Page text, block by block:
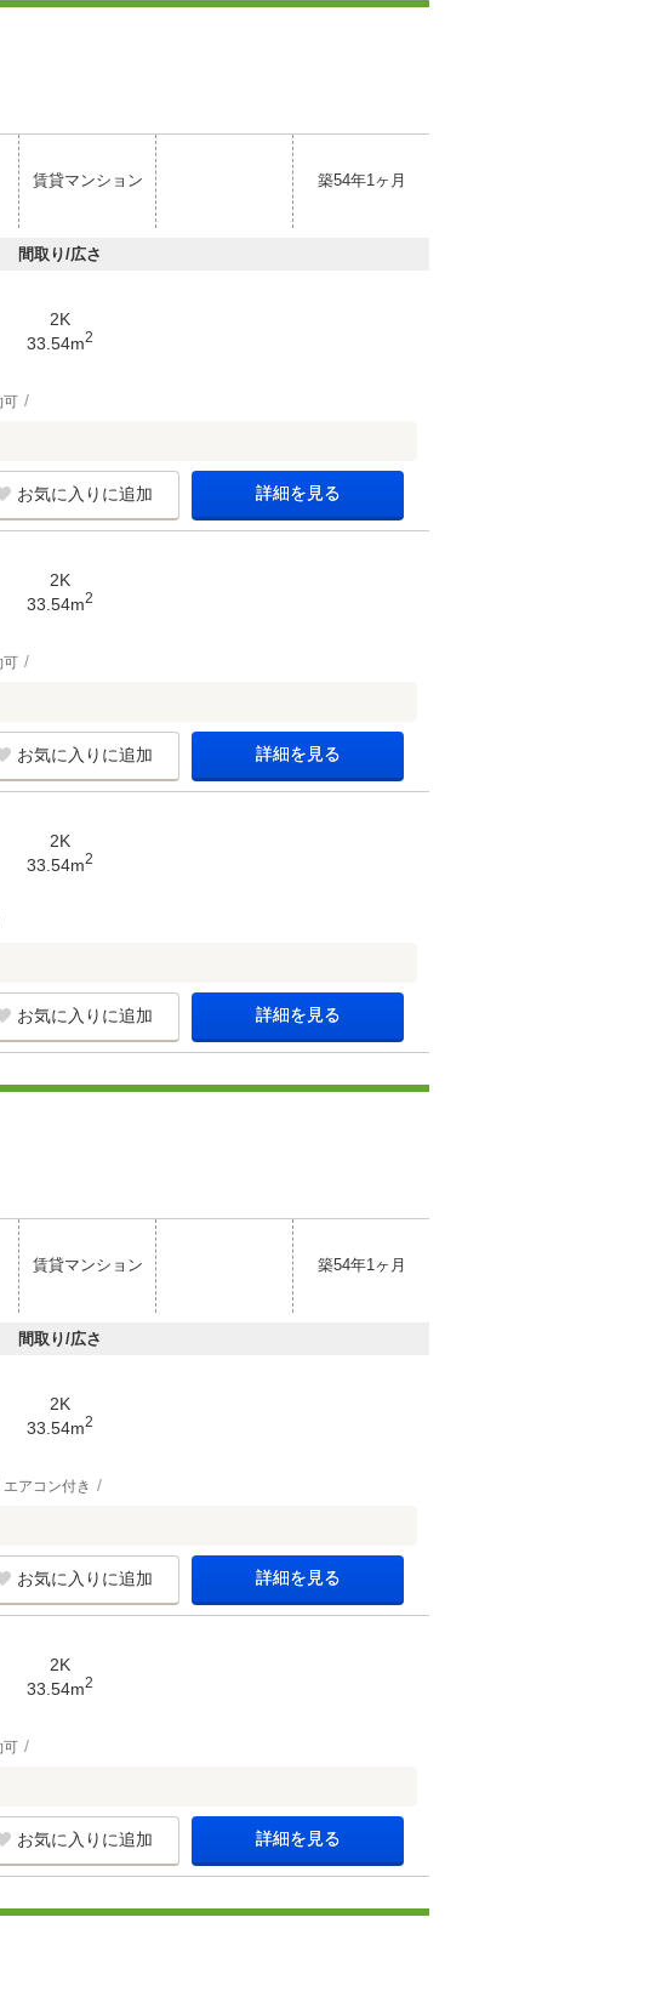
賃貸マンション 築54年1ヶ月
間取り/広さ
2K
33.54m2
可
お気に入りに追加 詳細を見る
2K
33.54m2
可
お気に入りに追加 詳細を見る
2K
33.54m2
お気に入りに追加 詳細を見る
賃貸マンション 築54年1ヶ月
間取り/広さ
2K
33.54m2
エアコン付き
お気に入りに追加 詳細を見る
2K
33.54m2
可
お気に入りに追加 詳細を見る